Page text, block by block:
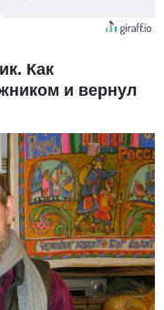
Как
и вернул